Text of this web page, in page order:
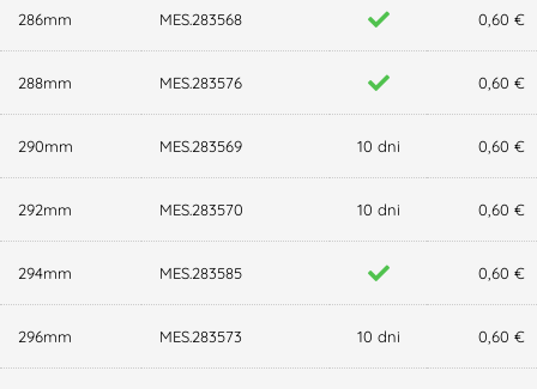
286mm MES.283568 0,60 €
288mm MES.283576 0,60 €
290mm MES.283569 10 dni 0,60 €
292mm MES.283570 10 dni 0,60 €
294mm MES.283585 0,60 €
296mm MES.283573 10 dni 0,60 €